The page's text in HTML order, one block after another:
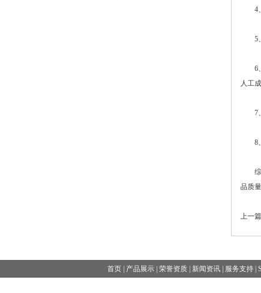
4、
5、
6、
人工成
7、
8、
综上
品质量
上一篇
首页 产品展示 荣誉资质 新闻资讯 服务支持